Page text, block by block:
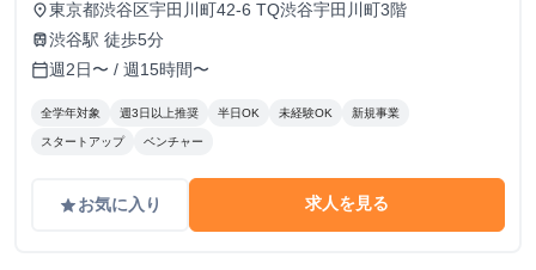
place東京都渋谷区宇田川町42-6 TQ渋谷宇田川町3階
train渋谷駅 徒歩5分
calendar_today週2日〜 / 週15時間〜
全学年対象 週3日以上推奨 半日OK 未経験OK 新規事業
スタートアップ ベンチャー
gradeお気に入り 求人を見る